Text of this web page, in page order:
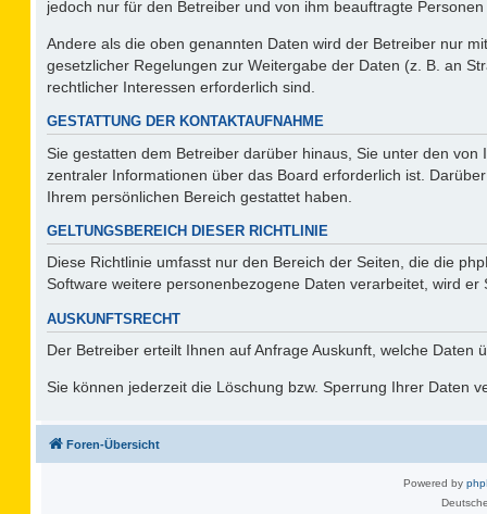
jedoch nur für den Betreiber und von ihm beauftragte
Andere als die oben genannten Daten wird der Betreiber nur
gesetzlicher Regelungen zur Weitergabe der Daten (z. B. an
rechtlicher Interessen erforderlich sind.
GESTATTUNG DER KONTAKTAUFNAHME
Sie gestatten dem Betreiber darüber hinaus, Sie unter den
zentraler Informationen über das Board erforderlich ist.
Ihrem persönlichen Bereich gestattet haben.
GELTUNGSBEREICH DIESER RICHTLINIE
Diese Richtlinie umfasst nur den Bereich der Seiten, die die
Software weitere personenbezogene Daten verarbeitet, wird
AUSKUNFTSRECHT
Der Betreiber erteilt Ihnen auf Anfrage Auskunft, welche Daten
Sie können jederzeit die Löschung bzw. Sperrung Ihrer Daten
Foren-Übersicht
Powered by